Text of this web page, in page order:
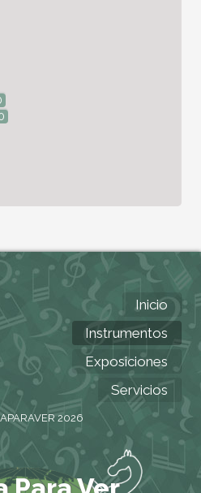
Inicio
Instrumentos
Exposiciones
Servicios
2026